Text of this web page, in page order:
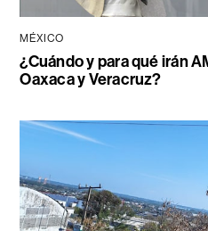
MÉXICO
¿Cuándo y para qué irán
Oaxaca y Veracruz?